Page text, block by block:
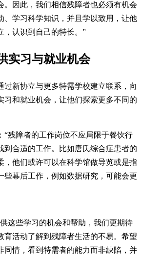
。因此，我们相信残障者也必须有机会
、学习科学知识，并且学以致用，让他
，认识到自己的特长。”
实习与就业机会
过新协立与更多特需学校建立联系，向
习和就业机会，让他们探索更多不同的
“残障者的工作岗位不应局限于餐饮行
到合适的工作。比如唐氏综合症患者的
，他们或许可以在科学馆做导览或是指
些幕后工作，例如数据研究，可能会更
这些学习的机会和帮助，我们更期待
育活动了解到残障者生活的不易。希望
同情，看到特需者的能力而非缺陷，并